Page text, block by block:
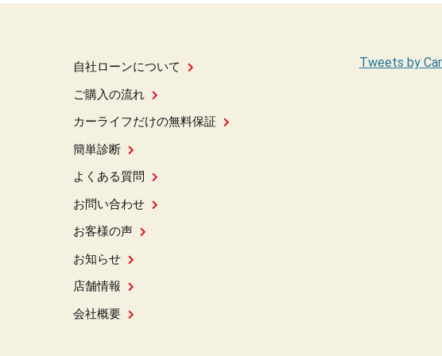
自社ローンについて
ご購入の流れ
カーライフだけの無料保証
簡単診断
よくある質問
お問い合わせ
お客様の声
お知らせ
店舗情報
会社概要
Tweets by